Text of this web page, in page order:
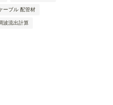
ーブル 配管材
波流出計算